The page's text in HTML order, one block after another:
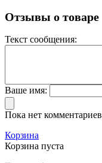
Отзывы о товаре
Текст сообщения:
Ваше имя:
Пока нет комментариев
Корзина
Корзина пуста